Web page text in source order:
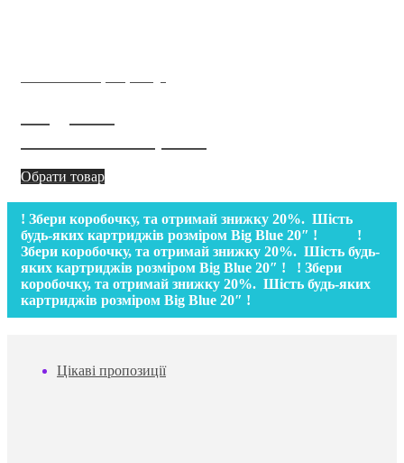
Обрати товар
! Збери коробочку, та отримай знижку 20%. Шість
будь-яких картриджів розміром Big Bluе 20″ ! !
Збери коробочку, та отримай знижку 20%. Шість будь-
яких картриджів розміром Big Bluе 20″ ! ! Збери
коробочку, та отримай знижку 20%. Шість будь-яких
картриджів розміром Big Bluе 20″ !
Цікаві пропозиції